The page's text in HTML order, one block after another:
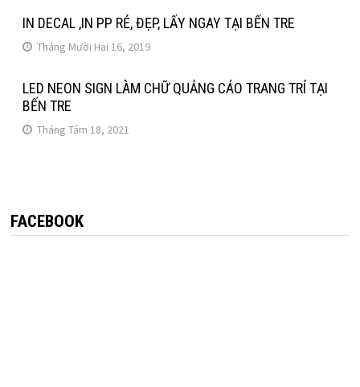
IN DECAL ,IN PP RẺ, ĐẸP, LẤY NGAY TẠI BẾN TRE
Tháng Mười Hai 16, 2019
LED NEON SIGN LÀM CHỮ QUẢNG CÁO TRANG TRÍ TẠI
BẾN TRE
Tháng Tám 18, 2021
FACEBOOK